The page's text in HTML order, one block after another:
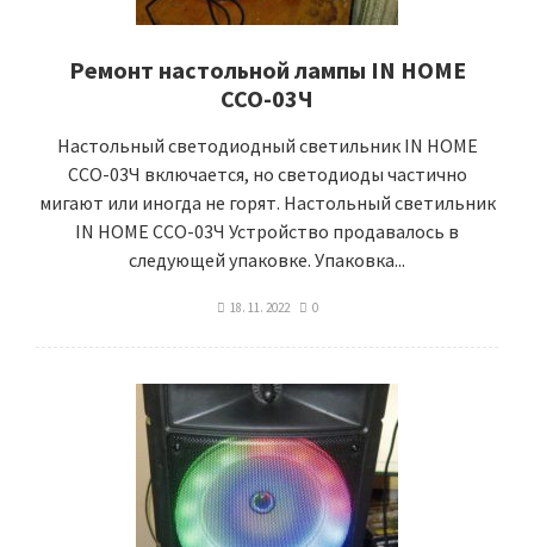
Ремонт настольной лампы IN HOME
ССО-03Ч
Настольный светодиодный светильник IN HOME
ССО-03Ч включается, но светодиоды частично
мигают или иногда не горят. Настольный светильник
IN HOME ССО-03Ч Устройство продавалось в
следующей упаковке. Упаковка...
18. 11. 2022 0